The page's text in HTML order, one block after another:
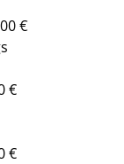
€
€
€